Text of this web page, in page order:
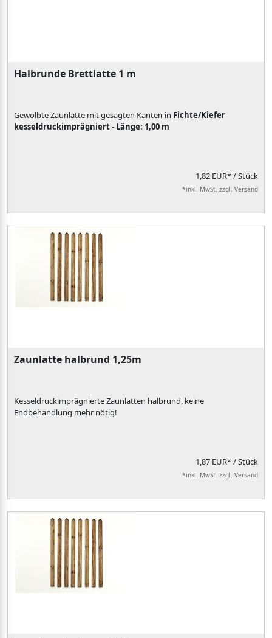
Halbrunde Brettlatte 1 m
Gewölbte Zaunlatte mit gesägten Kanten in Fichte/Kiefer
kesseldruckimprägniert - Länge: 1,00 m
1,82 EUR*/ Stück
*inkl. MwSt. zzgl. Versand
Zaunlatte halbrund 1,25m
Kesseldruckimprägnierte Zaunlatten halbrund, keine
Endbehandlung mehr nötig!
1,87 EUR*/ Stück
*inkl. MwSt. zzgl. Versand